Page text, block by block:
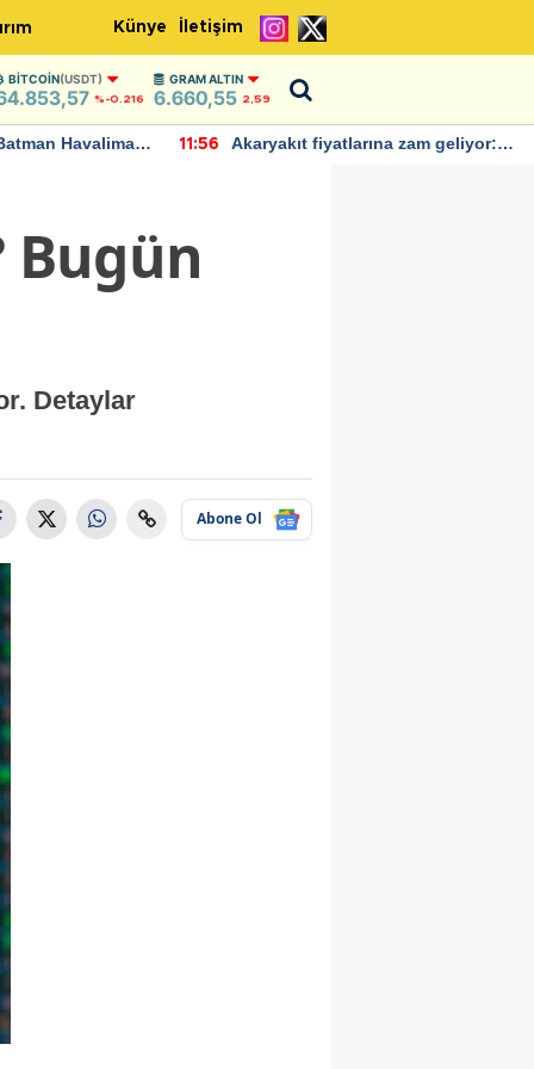
Künye İletişim
BITCOIN(USDT)
%-0.216
GRAM ALTIN
6.660,55 2,59
Havalimanı
11:56
Akaryakıt fiyatlarına zam geliyor:
Bugün
Detaylar
Abone Ol